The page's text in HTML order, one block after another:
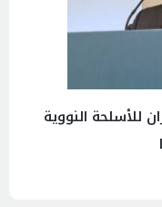
للأسلحة النووية